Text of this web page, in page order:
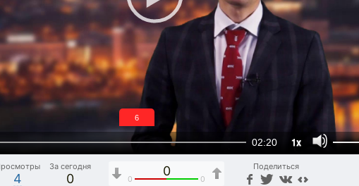
02:20 1x
5
4
За сегодня
0
0
0 0
Поделиться